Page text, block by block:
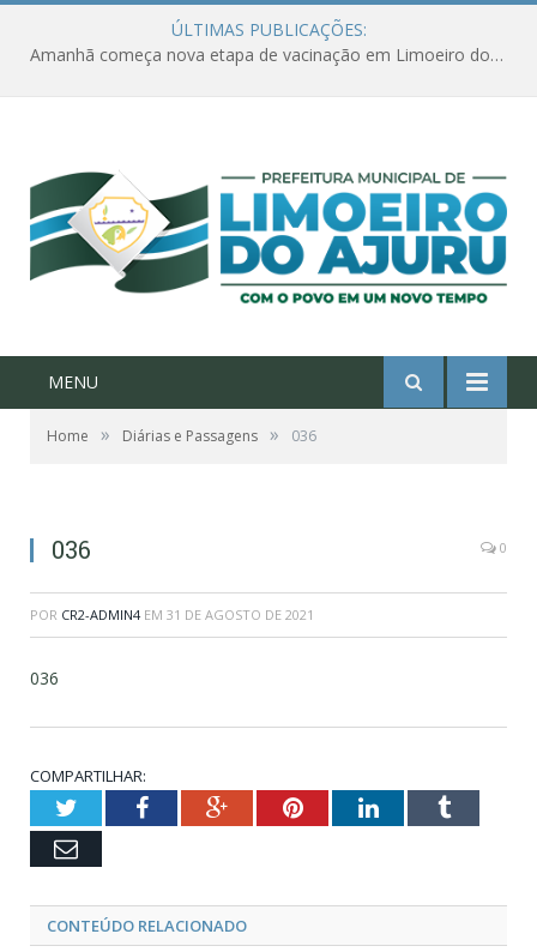
ÚLTIMAS PUBLICAÇÕES:
Amanhã começa nova etapa de vacinação em Limoeiro do Ajuru para idosos com 65 ou mais
MENU
Home » Diárias e Passagens » 036
036 0
POR CR2-ADMIN4 EM 31 DE AGOSTO DE 2021
036
COMPARTILHAR:
TwitterFacebookGoogle+PinterestLinkedInTumblr
Email
CONTEÚDO RELACIONADO